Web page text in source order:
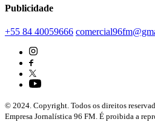
Publicidade
+55 84 40059666
© 2024. Copyright. Todos os direitos
Empresa Jornalística 96 FM. É proibida a